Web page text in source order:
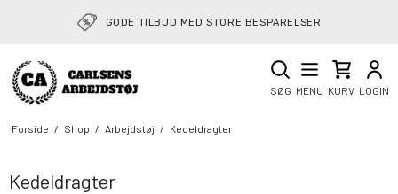
GODE TILBUD MED STORE BESPARELSER
SØG MENU KURV LOGIN
Forside / Shop / Arbejdstøj / Kedeldragter
Kedeldragter